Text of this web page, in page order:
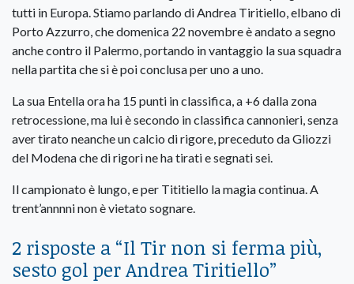
tutti in Europa. Stiamo parlando di Andrea Tiritiello, elbano di
Porto Azzurro, che domenica 22 novembre è andato a segno
anche contro il Palermo, portando in vantaggio la sua squadra
nella partita che si è poi conclusa per uno a uno.
La sua Entella ora ha 15 punti in classifica, a +6 dalla zona
retrocessione, ma lui è secondo in classifica cannonieri, senza
aver tirato neanche un calcio di rigore, preceduto da Gliozzi
del Modena che di rigori ne ha tirati e segnati sei.
Il campionato è lungo, e per Tititiello la magia continua. A
trent’annnni non è vietato sognare.
2 risposte a “Il Tir non si ferma più,
sesto gol per Andrea Tiritiello”